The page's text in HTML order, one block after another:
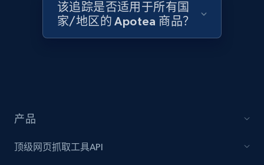
2.1K+ 375+ 立即开始
price, Currency, Availability, Reviews count, and
该追踪是否适用于所有国
家/地区的 Apotea 商品？
产品
顶级网页抓取工具API